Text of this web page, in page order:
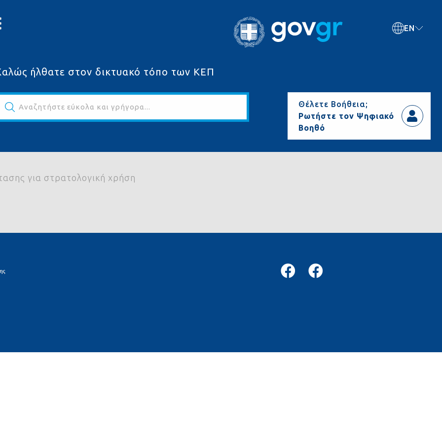
ήλθατε στον δικτυακό τόπο των ΚΕΠ
Αναζητήστε εύκολα και γρήγορα...
EN
Θέλετε Βοήθεια;
Ρωτήστε τον Ψηφιακό
Βοηθό
για στρατολογική χρήση